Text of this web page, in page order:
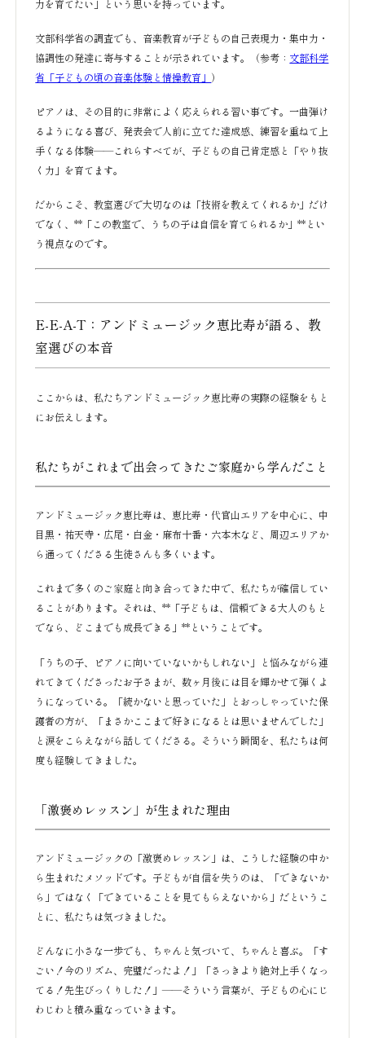
力を育てたい」という思いを持っています。
文部科学省の調査でも、音楽教育が子どもの自己表現力・集中力・
協調性の発達に寄与することが示されています。（参考： 文部科学
省「子どもの頃の音楽体験と情操教育」 ）
ピアノは、その目的に非常によく応えられる習い事です。一曲弾け
るようになる喜び、発表会で人前に立てた達成感、練習を重ねて上
手くなる体験——これらすべてが、子どもの自己肯定感と「やり抜
く力」を育てます。
だからこそ、教室選びで大切なのは「技術を教えてくれるか」だけ
でなく、**「この教室で、うちの子は自信を育てられるか」**とい
う視点なのです。
E-E-A-T：アンドミュージック恵比寿が語る、教
室選びの本音
ここからは、私たちアンドミュージック恵比寿の実際の経験をもと
にお伝えします。
私たちがこれまで出会ってきたご家庭から学んだこと
アンドミュージック恵比寿は、恵比寿・代官山エリアを中心に、中
目黒・祐天寺・広尾・白金・麻布十番・六本木など、周辺エリアか
ら通ってくださる生徒さんも多くいます。
これまで多くのご家庭と向き合ってきた中で、私たちが確信してい
ることがあります。それは、**「子どもは、信頼できる大人のもと
でなら、どこまでも成長できる」**ということです。
「うちの子、ピアノに向いていないかもしれない」と悩みながら連
れてきてくださったお子さまが、数ヶ月後には目を輝かせて弾くよ
うになっている。「続かないと思っていた」とおっしゃっていた保
護者の方が、「まさかここまで好きになるとは思いませんでした」
と涙をこらえながら話してくださる。そういう瞬間を、私たちは何
度も経験してきました。
「激褒めレッスン」が生まれた理由
アンドミュージックの「激褒めレッスン」は、こうした経験の中か
ら生まれたメソッドです。子どもが自信を失うのは、「できないか
ら」ではなく「できていることを見てもらえないから」だというこ
とに、私たちは気づきました。
どんなに小さな一歩でも、ちゃんと気づいて、ちゃんと喜ぶ。「す
ごい！今のリズム、完璧だったよ！」「さっきより絶対上手くなっ
てる！先生びっくりした！」——そういう言葉が、子どもの心にじ
わじわと積み重なっていきます。